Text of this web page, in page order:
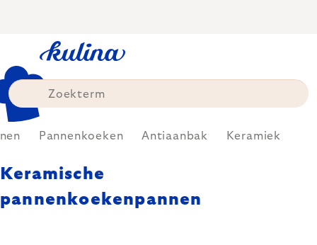
Pannenkoeken Antiaanbak Keramiek
Keramische
pannenkoekenpannen